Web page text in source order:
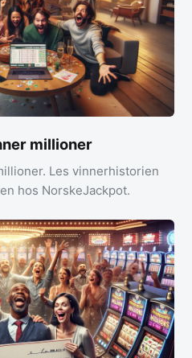
millioner
Les vinnerhistorien
hos NorskeJackpot.